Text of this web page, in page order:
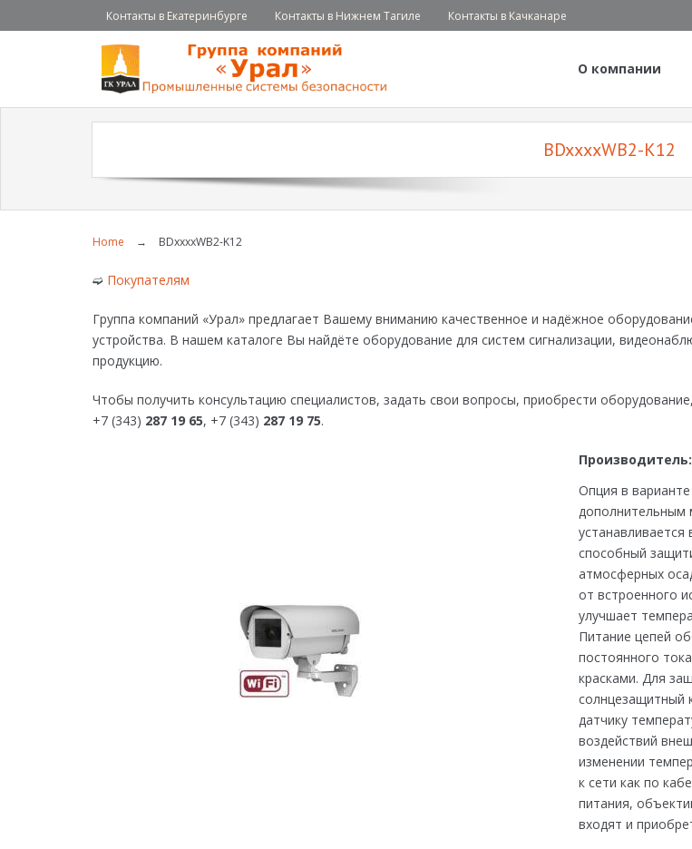
Контакты в Екатеринбурге Контакты в Нижнем Тагиле Контакты в Качканаре
О компании
BDxxxxWB2-K12
Home → BDxxxxWB2-K12
➫ Покупателям
Группа компаний «Урал» предлагает Вашему вниманию качественное и надёжное
устройства. В нашем каталоге Вы найдёте оборудование для систем сигнализации,
продукцию.
Чтобы получить консультацию специалистов, задать свои вопросы, приобрести
+7 (343) 287 19 65, +7 (343) 287 19 75.
Производитель:
Опция в
дополнительным
способный
атмосферных
от встроенного
улучшает
Питание цепей
постоянного
красками. Для
солнцезащитный
датчику
воздействий
изменении
к сети как по
питания,
входят и